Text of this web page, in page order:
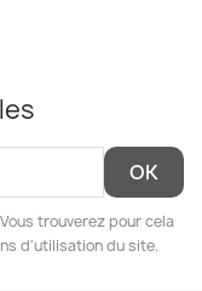
trouverez pour cela
d'utilisation du site.